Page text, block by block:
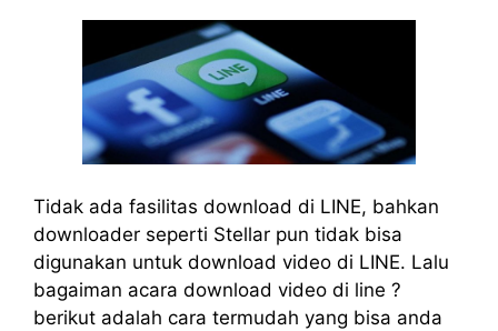
Tidak ada fasilitas download di LINE, bahkan
downloader seperti Stellar pun tidak bisa
digunakan untuk download video di LINE. Lalu
bagaiman acara download video di line ?
berikut adalah cara termudah yang bisa anda